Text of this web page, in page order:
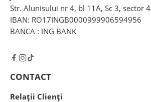
Str. Alunisului nr 4, bl 11A, Sc 3, sector 4
IBAN: RO17INGB0000999906594956
BANCA : ING BANK
CONTACT
Relații Clienți